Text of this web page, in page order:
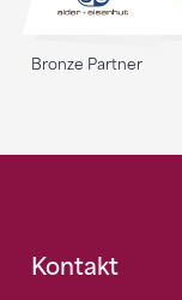
Bronze Partner
Fusszeile
Kontakt